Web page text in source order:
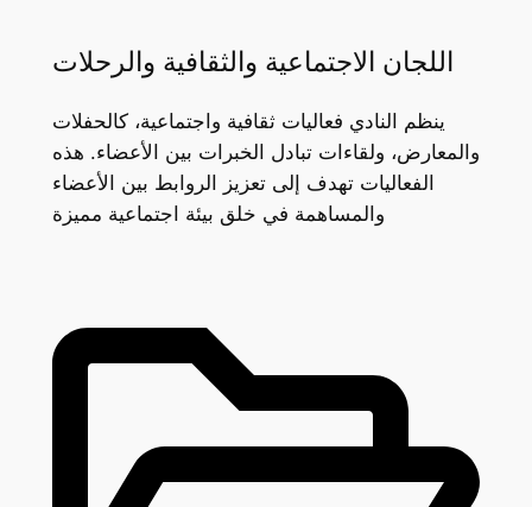
اللجان الاجتماعية والثقافية والرحلات
ينظم النادي فعاليات ثقافية واجتماعية، كالحفلات
والمعارض، ولقاءات تبادل الخبرات بين الأعضاء. هذه
الفعاليات تهدف إلى تعزيز الروابط بين الأعضاء
والمساهمة في خلق بيئة اجتماعية مميزة